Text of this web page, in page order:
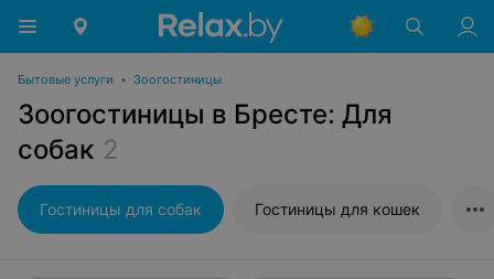
Бытовые услуги • Зоогостиницы
Зоогостиницы в Бресте: Для
собак 2
Гостиницы для собак Гостиницы для кошек